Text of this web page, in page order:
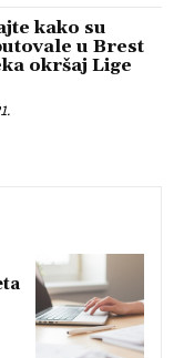
kako su
u Brest
okršaj Lige